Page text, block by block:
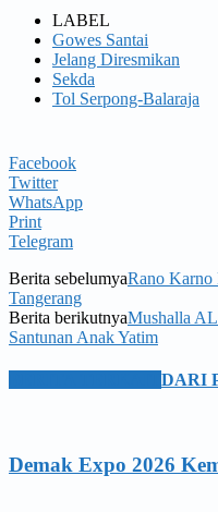
LABEL
Gowes Santai
Jelang Diresmikan
Sekda
Tol Serpong-Balaraja
Facebook
Twitter
WhatsApp
Print
Telegram
Berita sebelumyaRano Karno
Tangerang
Berita berikutnyaMushalla
Santunan Anak Yatim
DARI
Demak Expo 2026